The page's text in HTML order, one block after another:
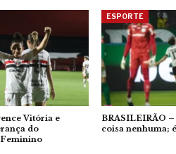
Vitória e
do
ESPORTE
BRASILEIRÃO
coisa nenhuma;